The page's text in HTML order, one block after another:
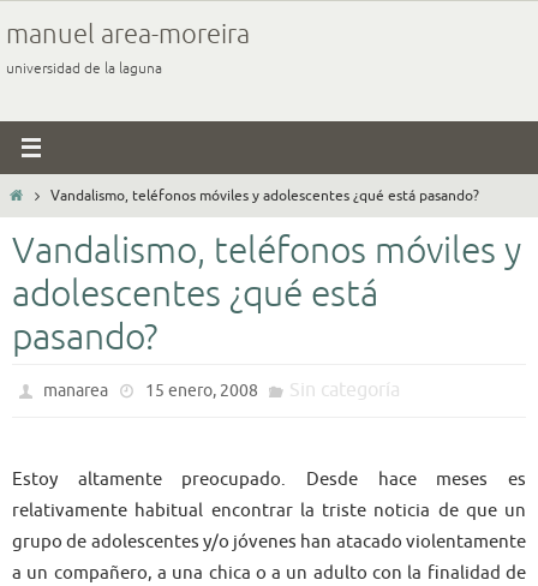
al
contenido
manuel area-moreira
universidad de la laguna
InicioVandalismo, teléfonos móviles y adolescentes ¿qué está pasando?
Vandalismo, teléfonos móviles y
adolescentes ¿qué está
pasando?
manarea 15 enero, 2008 Sin categoría
Estoy altamente preocupado. Desde hace meses es
relativamente habitual encontrar la triste noticia de que un
grupo de adolescentes y/o jóvenes han atacado violentamente
a un compañero, a una chica o a un adulto con la finalidad de